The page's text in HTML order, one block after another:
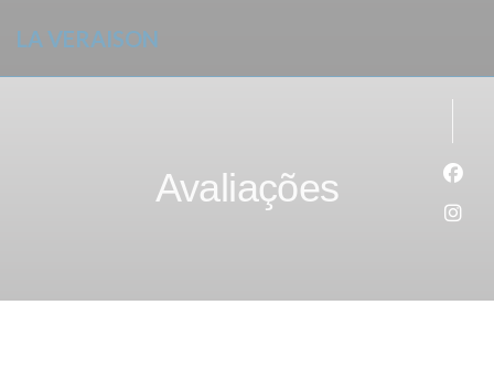
LA VERAISON
Avaliações